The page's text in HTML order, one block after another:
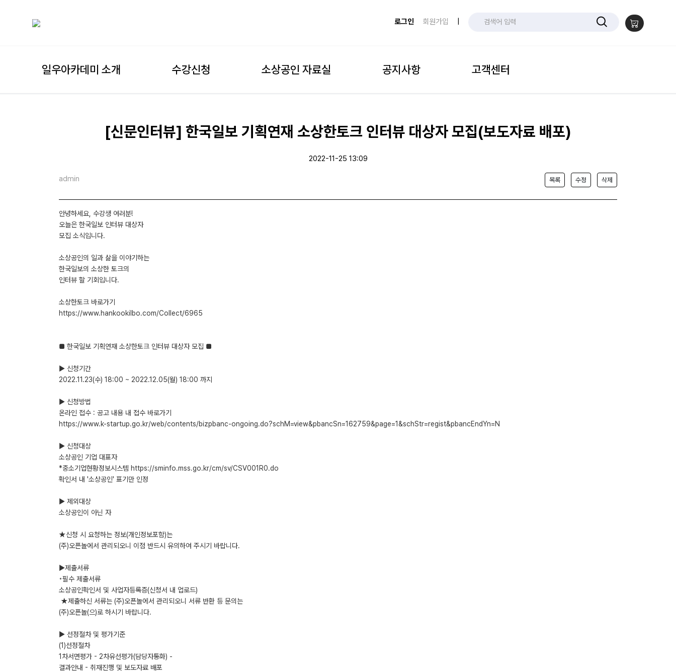
로그인 회원가입
일우아카데미 소개 수강신청 소상공인 자료실 공지사항 고객센터
[신문인터뷰] 한국일보 기획연재 소상한토크 인터뷰 대상자 모집(보도자료 배포)
2022-11-25 13:09
admin 목록 수정 삭제
안녕하세요, 수강생 여러분!
오늘은 한국일보 인터뷰 대상자
모집 소식입니다.
소상공인의 일과 삶을 이야기하는
한국일보의 소상한 토크의
인터뷰 할 기회입니다.
소상한토크 바로가기
https://www.hankookilbo.com/Collect/6965
■ 한국일보 기획연재 소상한토크 인터뷰 대상자 모집 ■
▶ 신청기간
2022.11.23(수) 18:00 ~ 2022.12.05(월) 18:00 까지
▶ 신청방법
온라인 접수 : 공고 내용 내 접수 바로가기
https://www.k-startup.go.kr/web/contents/bizpbanc-ongoing.do?schM=view&pbancSn=162759&page=1&schStr=regist&pbancEndYn=N
▶ 신청대상
소상공인 기업 대표자
*중소기업현황정보시스템 https://sminfo.mss.go.kr/cm/sv/CSV001R0.do
확인서 내 '소상공인' 표기만 인정
▶ 제외대상
소상공인이 아닌 자
★신청 시 요청하는 정보(개인정보포함)는
(주)오픈놀에서 관리되오니 이점 반드시 유의하여 주시기 바랍니다.
▶제출서류
◦필수 제출서류
소상공인확인서 및 사업자등록증(신청서 내 업로드)
★제출하신 서류는 (주)오픈놀에서 관리되오니 서류 반환 등 문의는
(주)오픈놀(으)로 하시기 바랍니다.
▶ 선정절차 및 평가기준
(1)선정절차
1차서면평가 - 2차유선평가(담당자통화) -
결과안내 - 취재진행 및 보도자료 배포